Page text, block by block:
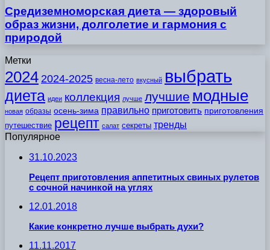
Средиземноморская диета — здоровый
образ жизни, долголетие и гармония с
природой
Метки
2024 2024-2025 весна-лето вкусный выбрать
диета идеи коллекция лучше лучшие модные
новая образы осень-зима правильно приготовить приготовления
путешествие рецепт салат секреты тренды
Популярное
31.10.2023
Рецепт приготовления аппетитных свиных рулетов
с сочной начинкой на углях
12.01.2018
Какие конкретно лучше выбрать духи?
11.11.2017